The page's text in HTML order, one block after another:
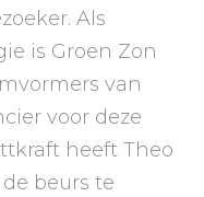
Als
is Groen Zon
van
voor deze
heeft Theo
beurs te